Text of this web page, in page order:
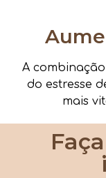
A
do estresse
mais